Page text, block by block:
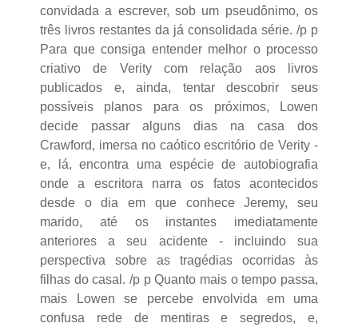
convidada a escrever, sob um pseudônimo, os
três livros restantes da já consolidada série. /p p
Para que consiga entender melhor o processo
criativo de Verity com relação aos livros
publicados e, ainda, tentar descobrir seus
possíveis planos para os próximos, Lowen
decide passar alguns dias na casa dos
Crawford, imersa no caótico escritório de Verity -
e, lá, encontra uma espécie de autobiografia
onde a escritora narra os fatos acontecidos
desde o dia em que conhece Jeremy, seu
marido, até os instantes imediatamente
anteriores a seu acidente - incluindo sua
perspectiva sobre as tragédias ocorridas às
filhas do casal. /p p Quanto mais o tempo passa,
mais Lowen se percebe envolvida em uma
confusa rede de mentiras e segredos, e,